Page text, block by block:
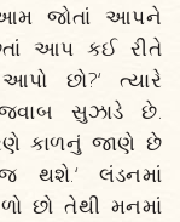
જોતાં આપને
આપ કઈ રીતે
આપો છો?‘ ત્યારે
સુઝાડે છે.
કાળનું જાણે છે
થશે.‘ લંડનમાં
છો તેથી મનમાં